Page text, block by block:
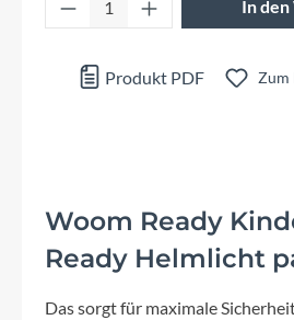
In
Produkt PDF Zum
Woom Ready
Ready Helmlicht
Das sorgt für maximale